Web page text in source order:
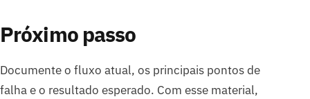
Próximo passo
Documente o fluxo atual, os principais pontos de
falha e o resultado esperado. Com esse material,